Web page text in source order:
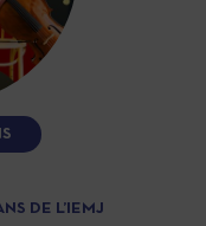
DE L’IEMJ